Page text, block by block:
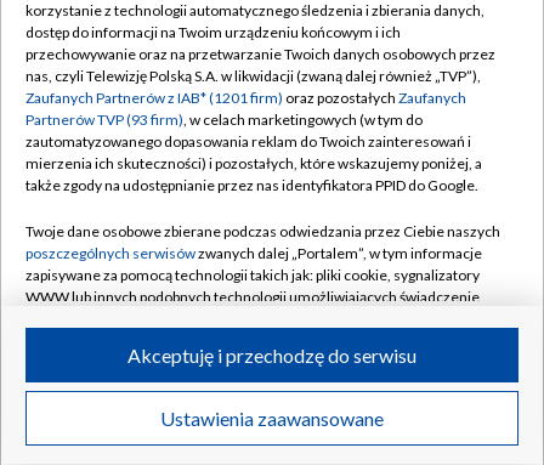
TVP
Abonament TVP
Emisja w TVP
Centrum informacji TVP
Naziemna Telewizja Cyfrowa
Rada Programowa
System NOS
Informacje o nadawcy
Program dla prasy
Ogłoszenie przetargowe
Regulamin TVP
Polityka prywatności
Moje zgody
Pomoc
Kontakt
Kanały
©2026 Telewizja Polska S.A. w likwidacji
korzystanie z technologii automatycznego śledzenia i zbierania danych,
dostęp do informacji na Twoim urządzeniu końcowym i ich
przechowywanie oraz na przetwarzanie Twoich danych osobowych przez
nas, czyli Telewizję Polską S.A. w likwidacji (zwaną dalej również „TVP”),
Zaufanych Partnerów z IAB* (1201 firm) oraz pozostałych Zaufanych
Partnerów TVP (93 firm), w celach marketingowych (w tym do
zautomatyzowanego dopasowania reklam do Twoich zainteresowań i
mierzenia ich skuteczności) i pozostałych, które wskazujemy poniżej, a
także zgody na udostępnianie przez nas identyfikatora PPID do Google.
Twoje dane osobowe zbierane podczas odwiedzania przez Ciebie naszych
poszczególnych serwisówzwanych dalej „Portalem”, w tym informacje
zapisywane za pomocą technologii takich jak: pliki cookie, sygnalizatory
WWW lub innych podobnych technologii umożliwiających świadczenie
ruchu w Internecie.
Twoje dane osobowe zbierane podczas odwiedzania przez Ciebie
poszczególnych serwisówna Portalu, takie jak adresy IP, identyfikatory
Ustawienia zaawansowane
Akceptuję i przechodzę do serwisu